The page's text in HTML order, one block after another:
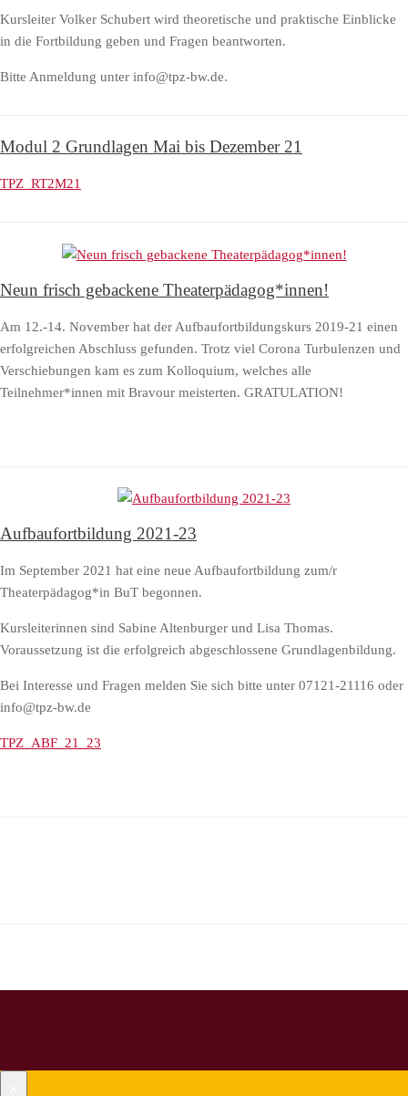
Kursleiter Volker Schubert wird theoretische und praktische Einblicke
in die Fortbildung geben und Fragen beantworten.
Bitte Anmeldung unter info@tpz-bw.de.
Modul 2 Grundlagen Mai bis Dezember 21
TPZ_RT2M21
Neun frisch gebackene Theaterpädagog*innen!
Am 12.-14. November hat der Aufbaufortbildungskurs 2019-21 einen
erfolgreichen Abschluss gefunden. Trotz viel Corona Turbulenzen und
Verschiebungen kam es zum Kolloquium, welches alle
Teilnehmer*innen mit Bravour meisterten. GRATULATION!
Aufbaufortbildung 2021-23
Im September 2021 hat eine neue Aufbaufortbildung zum/r
Theaterpädagog*in BuT begonnen.
Kursleiterinnen sind Sabine Altenburger und Lisa Thomas.
Voraussetzung ist die erfolgreich abgeschlossene Grundlagenbildung.
Bei Interesse und Fragen melden Sie sich bitte unter 07121-21116 oder
info@tpz-bw.de
TPZ_ABF_21_23